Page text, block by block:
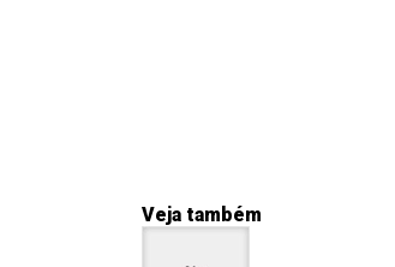
Veja também